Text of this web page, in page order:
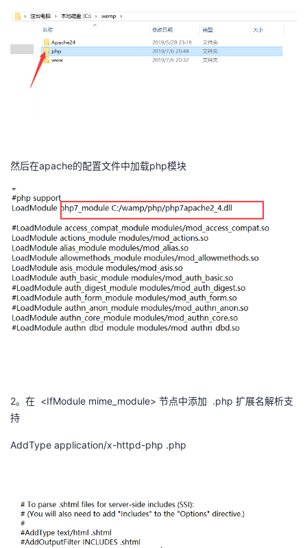
然后在apache的配置文件中加载php模块
2。在 <IfModule mime_module> 节点中添加 .php 扩展名解析支
持
AddType application/x-httpd-php .php